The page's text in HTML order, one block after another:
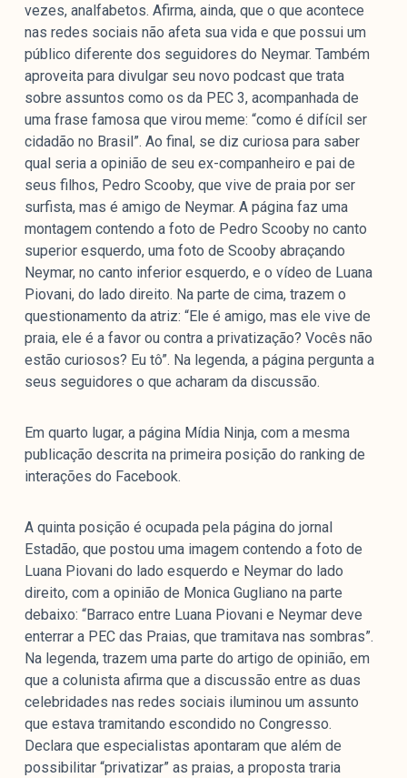
vezes, analfabetos. Afirma, ainda, que o que acontece
nas redes sociais não afeta sua vida e que possui um
público diferente dos seguidores do Neymar. Também
aproveita para divulgar seu novo podcast que trata
sobre assuntos como os da PEC 3, acompanhada de
uma frase famosa que virou meme: “como é difícil ser
cidadão no Brasil”. Ao final, se diz curiosa para saber
qual seria a opinião de seu ex-companheiro e pai de
seus filhos, Pedro Scooby, que vive de praia por ser
surfista, mas é amigo de Neymar. A página faz uma
montagem contendo a foto de Pedro Scooby no canto
superior esquerdo, uma foto de Scooby abraçando
Neymar, no canto inferior esquerdo, e o vídeo de Luana
Piovani, do lado direito. Na parte de cima, trazem o
questionamento da atriz: “Ele é amigo, mas ele vive de
praia, ele é a favor ou contra a privatização? Vocês não
estão curiosos? Eu tô”. Na legenda, a página pergunta a
seus seguidores o que acharam da discussão.
Em quarto lugar, a página Mídia Ninja, com a mesma
publicação descrita na primeira posição do ranking de
interações do Facebook.
A quinta posição é ocupada pela página do jornal
Estadão, que postou uma imagem contendo a foto de
Luana Piovani do lado esquerdo e Neymar do lado
direito, com a opinião de Monica Gugliano na parte
debaixo: “Barraco entre Luana Piovani e Neymar deve
enterrar a PEC das Praias, que tramitava nas sombras”.
Na legenda, trazem uma parte do artigo de opinião, em
que a colunista afirma que a discussão entre as duas
celebridades nas redes sociais iluminou um assunto
que estava tramitando escondido no Congresso.
Declara que especialistas apontaram que além de
possibilitar “privatizar” as praias, a proposta traria